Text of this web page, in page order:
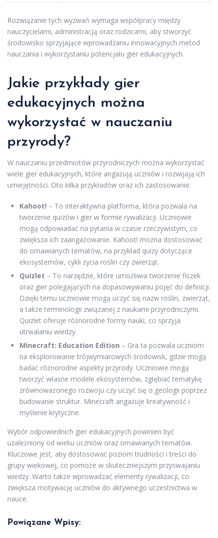
Rozwiązanie tych wyzwań wymaga współpracy między
nauczycielami, administracją oraz rodzicami, aby stworzyć
środowisko sprzyjające wprowadzaniu innowacyjnych metod
nauczania i wykorzystaniu potencjału gier edukacyjnych.
Jakie przykłady gier
edukacyjnych można
wykorzystać w nauczaniu
przyrody?
W nauczaniu przedmiotów przyrodniczych można wykorzystać
wiele gier edukacyjnych, które angażują uczniów i rozwijają ich
umiejętności. Oto kilka przykładów oraz ich zastosowanie:
Kahoot! – To interaktywna platforma, która pozwala na
tworzenie quizów i gier w formie rywalizacji. Uczniowie
mogą odpowiadać na pytania w czasie rzeczywistym, co
zwiększa ich zaangażowanie. Kahoot! można dostosować
do omawianych tematów, na przykład quizy dotyczące
ekosystemów, cykli życia roślin czy zwierząt.
Quizlet – To narzędzie, które umożliwia tworzenie fiszek
oraz gier polegających na dopasowywaniu pojęć do definicji.
Dzięki temu uczniowie mogą uczyć się nazw roślin, zwierząt,
a także terminologii związanej z naukami przyrodniczymi.
Quizlet oferuje różnorodne formy nauki, co sprzyja
utrwalaniu wiedzy.
Minecraft: Education Edition – Gra ta pozwala uczniom
na eksplorowanie trójwymiarowych środowisk, gdzie mogą
badać różnorodne aspekty przyrody. Uczniowie mogą
tworzyć własne modele ekosystemów, zgłębiać tematykę
zrównoważonego rozwoju czy uczyć się o geologii poprzez
budowanie struktur. Minecraft angażuje kreatywność i
myślenie krytyczne.
Wybór odpowiednich gier edukacyjnych powinien być
uzależniony od wieku uczniów oraz omawianych tematów.
Kluczowe jest, aby dostosować poziom trudności i treści do
grupy wiekowej, co pomoże w skuteczniejszym przyswajaniu
wiedzy. Warto także wprowadzać elementy rywalizacji, co
zwiększa motywację uczniów do aktywnego uczestnictwa w
nauce.
Powiązane Wpisy: